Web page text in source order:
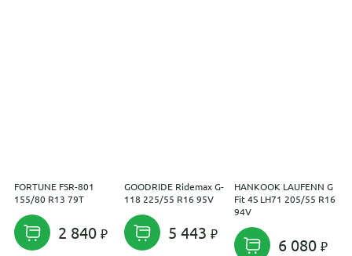
FORTUNE FSR-801
155/80 R13 79T
2 840
GOODRIDE Ridemax G-
118 225/55 R16 95V
5 443
HANKOOK LAUFENN G
Fit 4S LH71 205/55 R16
94V
6 080